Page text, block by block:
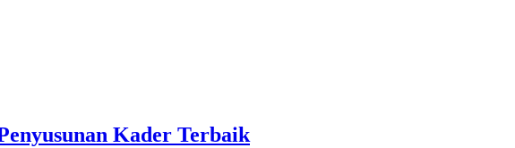
Kader Terbaik